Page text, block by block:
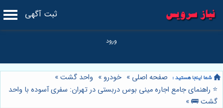
ثبت آگهی
صفحه اصلی » خودرو » واحد گشت»
⭐️ راهنمای جامع اجاره مینی بوس دربستی در تهران: سفری آسوده با واحد
گشت 🚌»